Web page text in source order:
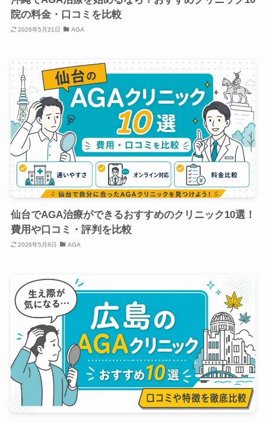
院の料金・口コミを比較
2026年5月21日 AGA
仙台でAGA治療ができるおすすめのクリニック10選！
費用や口コミ・評判を比較
2026年5月8日 AGA